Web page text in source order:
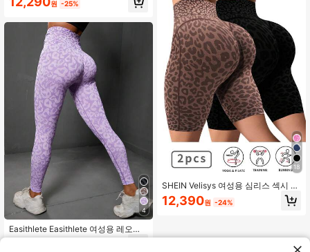
부드러운 촉감, 빠른 건조, 통기성, 4방
이킹, 러닝, 사이클링, 요가, 피클볼, 운
동, 캐주얼용
원 -25%
4
Easithlete Easithlete 여성용 레오파
드 프린트 하이 웨이스트 심리스 탄성
18
SHEIN Velisys 여성용 심리스 섹시 레
오파드 프린트 3D 라인 러닝 피트니스
운동 요가 사이클링 스포츠 쇼츠 2종
12,390원 -24%